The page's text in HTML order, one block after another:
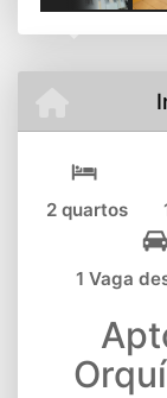
Previous
2 quartos
1 Vaga